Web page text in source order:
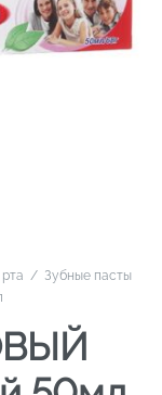
/ Зубные пасты